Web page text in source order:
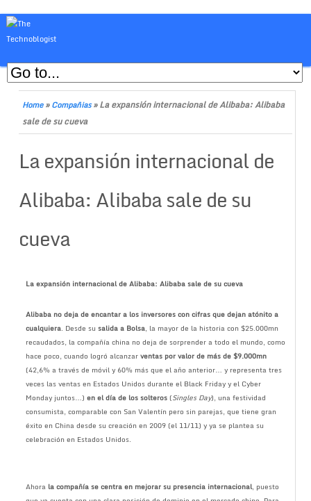
Home»Compañias»La expansión internacional de Alibaba: Alibaba
sale de su cueva
La expansión internacional de
Alibaba: Alibaba sale de su
cueva
La expansión internacional de Alibaba: Alibaba sale de su cueva
Alibaba no deja de encantar a los inversores con cifras que dejan atónito a
cualquiera. Desde su salida a Bolsa, la mayor de la historia con $25.000mn
recaudados, la compañía china no deja de sorprender a todo el mundo, como
hace poco, cuando logró alcanzarventas por valor de más de $9.000mn
(42,6% a través de móvil y 60% más que el año anterior… y representa tres
veces las ventas en Estados Unidos durante el Black Friday y el Cyber
Monday juntos…) en el día de los solteros(Singles Day), una festividad
consumista, comparable con San Valentín pero sin parejas, que tiene gran
éxito en China desde su creación en 2009 (el 11/11) y ya se plantea su
celebración en Estados Unidos.
Ahora la compañía se centra en mejorar su presencia internacional, puesto